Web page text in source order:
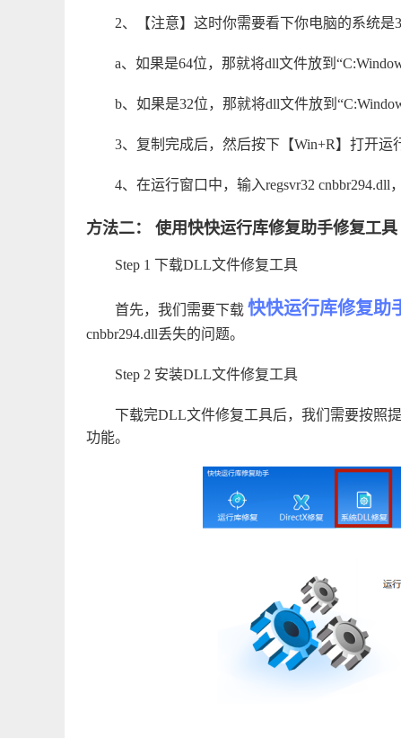
2、【注意】这时你需要看下你电脑的系统是
a、如果是64位，那就将dll文件放到
b、如果是32位，那就将dll文件放到
3、复制完成后，然后按下【Win+R】打开运
4、在运行窗口中，输入regsvr32 cnbbr294.dll
方法二： 使用快快运行库修复助手修复工具
Step 1 下载DLL文件修复工具
首先，我们需要下载 快快运行库修复助
cnbbr294.dll丢失的问题。
Step 2 安装DLL文件修复工具
下载完DLL文件修复工具后，我们需要按照
功能。